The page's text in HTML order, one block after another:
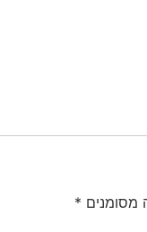
מסומנים *